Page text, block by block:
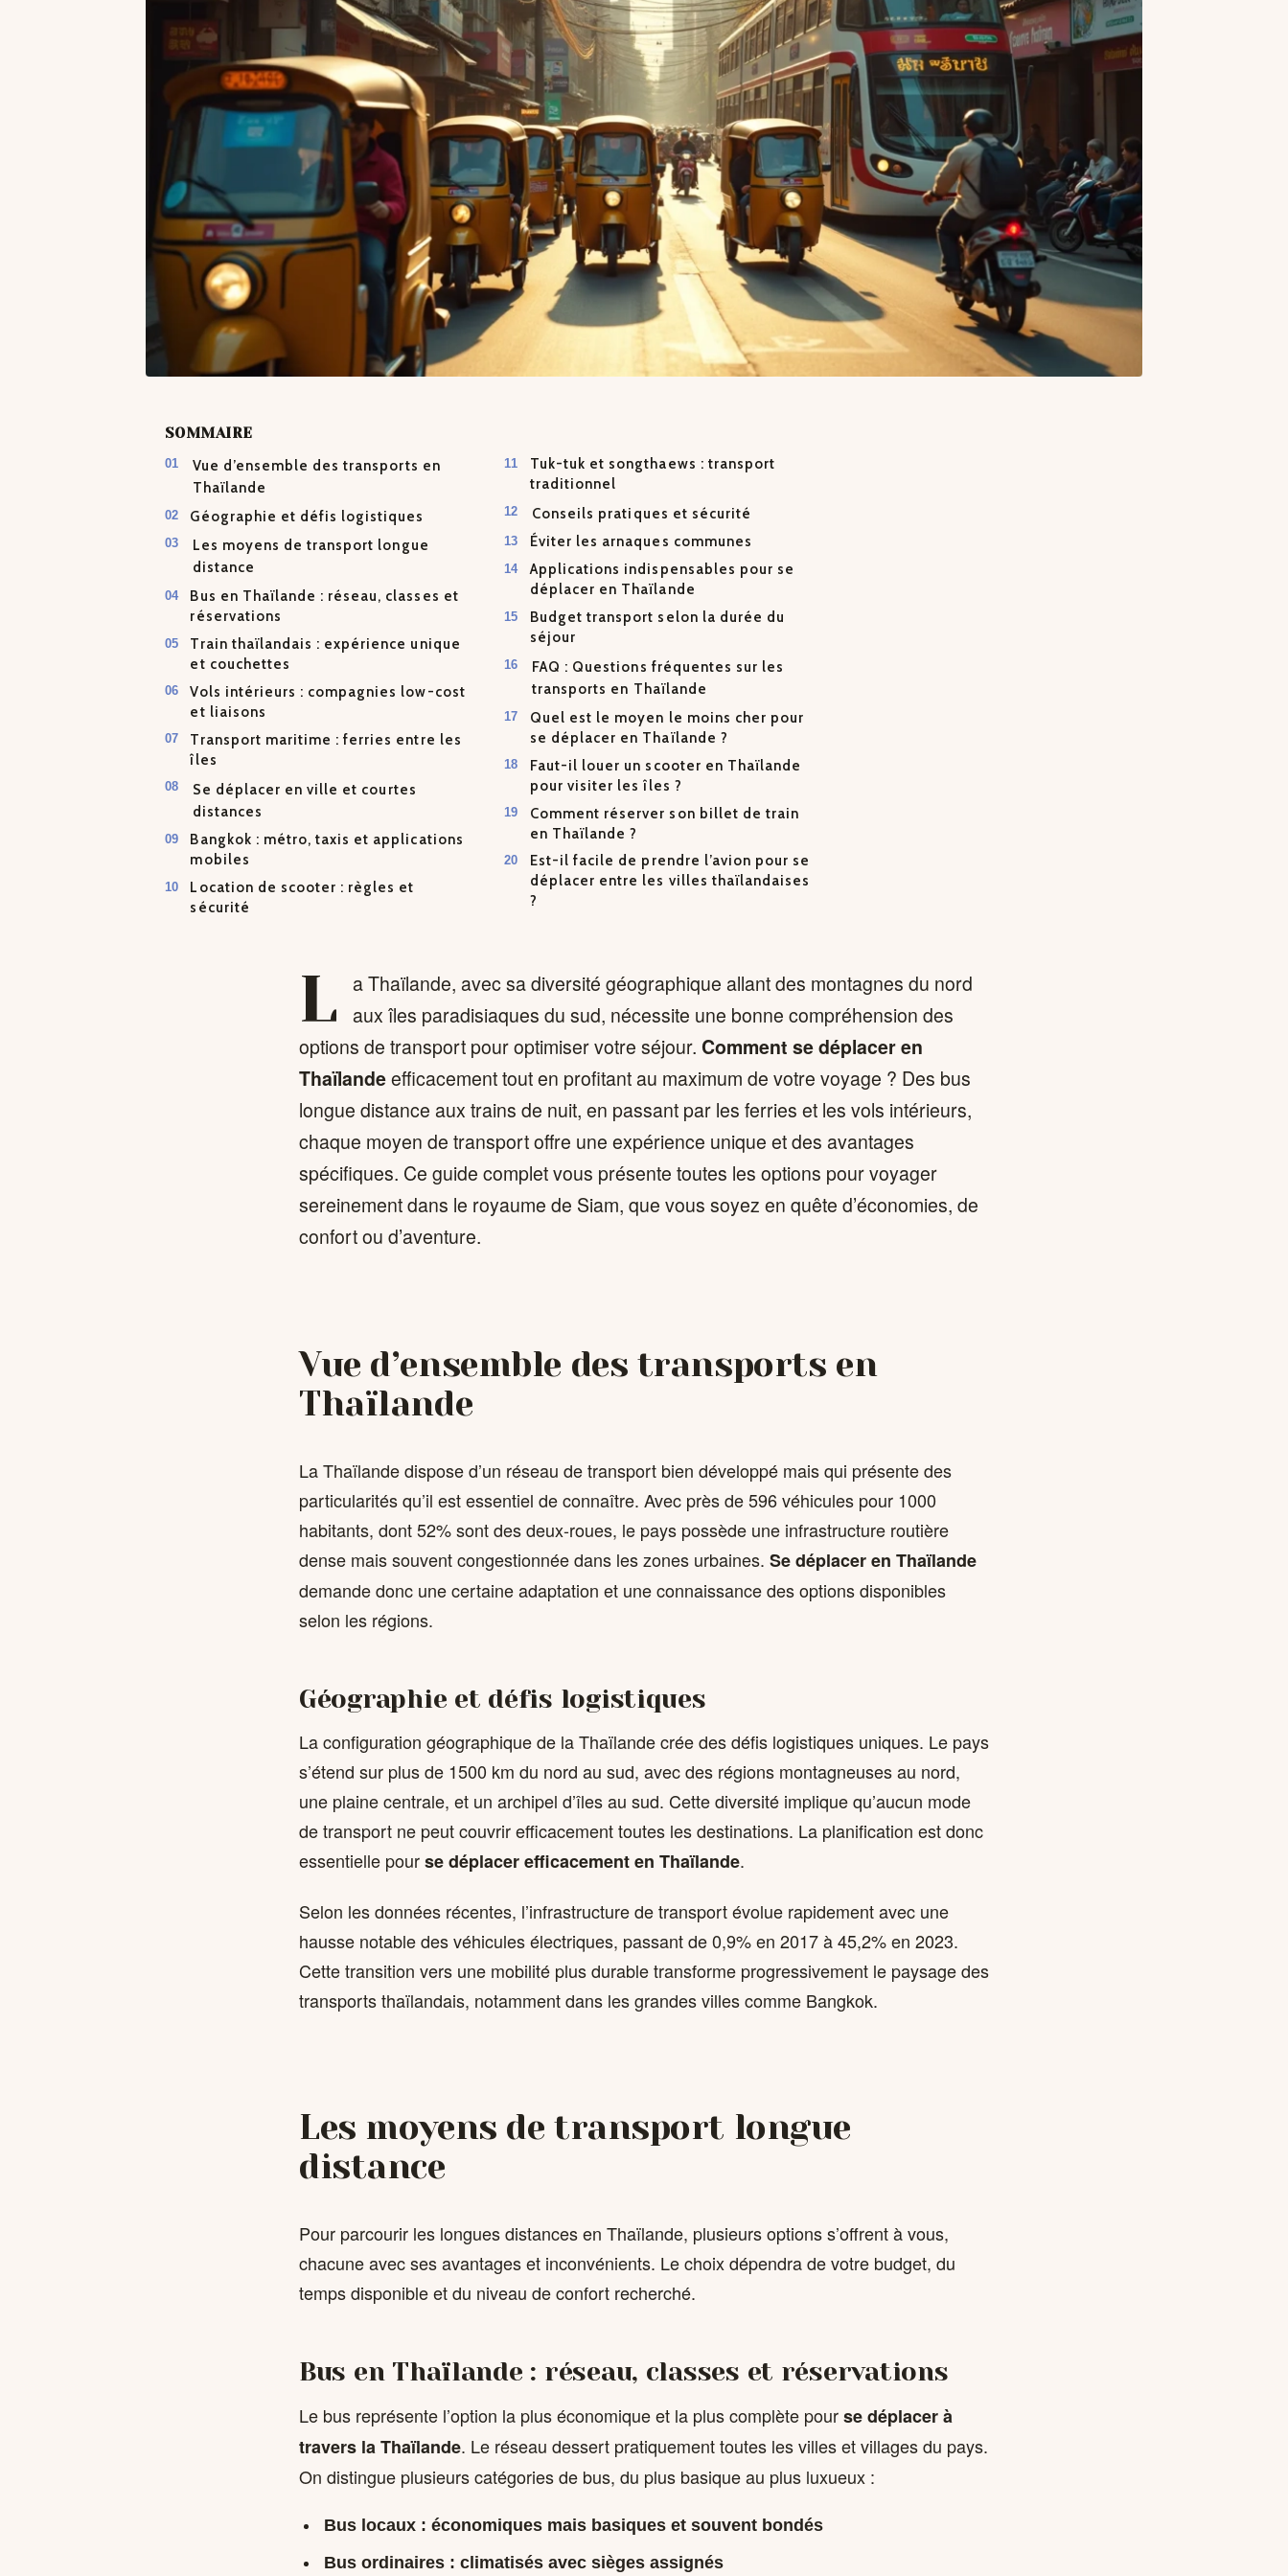
SOMMAIRE
Vue d’ensemble des transports en
Thaïlande
Géographie et défis logistiques
Les moyens de transport longue
distance
Bus en Thaïlande : réseau, classes et
réservations
Train thaïlandais : expérience unique
et couchettes
Vols intérieurs : compagnies low-cost
et liaisons
Transport maritime : ferries entre les
îles
Se déplacer en ville et courtes
distances
Bangkok : métro, taxis et applications
mobiles
Location de scooter : règles et
sécurité
Tuk-tuk et songthaews : transport
traditionnel
Conseils pratiques et sécurité
Éviter les arnaques communes
Applications indispensables pour se
déplacer en Thaïlande
Budget transport selon la durée du
séjour
FAQ : Questions fréquentes sur les
transports en Thaïlande
Quel est le moyen le moins cher pour
se déplacer en Thaïlande ?
Faut-il louer un scooter en Thaïlande
pour visiter les îles ?
Comment réserver son billet de train
en Thaïlande ?
Est-il facile de prendre l’avion pour se
déplacer entre les villes thaïlandaises
?
L
a Thaïlande, avec sa diversité géographique allant des montagnes du nord
aux îles paradisiaques du sud, nécessite une bonne compréhension des
options de transport pour optimiser votre séjour. Comment se déplacer en
Thaïlandeefficacement tout en profitant au maximum de votre voyage ? Des bus
longue distance aux trains de nuit, en passant par les ferries et les vols intérieurs,
chaque moyen de transport offre une expérience unique et des avantages
spécifiques. Ce guide complet vous présente toutes les options pour voyager
sereinement dans le royaume de Siam, que vous soyez en quête d’économies, de
confort ou d’aventure.
Vue d’ensemble des transports en
Thaïlande
La Thaïlande dispose d’un réseau de transport bien développé mais qui présente des
particularités qu’il est essentiel de connaître. Avec près de 596 véhicules pour 1000
habitants, dont 52% sont des deux-roues, le pays possède une infrastructure routière
dense mais souvent congestionnée dans les zones urbaines. Se déplacer en Thaïlande
demande donc une certaine adaptation et une connaissance des options disponibles
selon les régions.
Géographie et défis logistiques
La configuration géographique de la Thaïlande crée des défis logistiques uniques. Le pays
s’étend sur plus de 1500 km du nord au sud, avec des régions montagneuses au nord,
une plaine centrale, et un archipel d’îles au sud. Cette diversité implique qu’aucun mode
de transport ne peut couvrir efficacement toutes les destinations. La planification est donc
essentielle pourse déplacer efficacement en Thaïlande.
Selon les données récentes, l’infrastructure de transport évolue rapidement avec une
hausse notable des véhicules électriques, passant de 0,9% en 2017 à 45,2% en 2023.
Cette transition vers une mobilité plus durable transforme progressivement le paysage des
transports thaïlandais, notamment dans les grandes villes comme Bangkok.
Les moyens de transport longue
distance
Pour parcourir les longues distances en Thaïlande, plusieurs options s’offrent à vous,
chacune avec ses avantages et inconvénients. Le choix dépendra de votre budget, du
temps disponible et du niveau de confort recherché.
Bus en Thaïlande : réseau, classes et réservations
Le bus représente l’option la plus économique et la plus complète pourse déplacer à
travers la Thaïlande. Le réseau dessert pratiquement toutes les villes et villages du pays.
On distingue plusieurs catégories de bus, du plus basique au plus luxueux :
Bus locaux : économiques mais basiques et souvent bondés
Bus ordinaires : climatisés avec sièges assignés